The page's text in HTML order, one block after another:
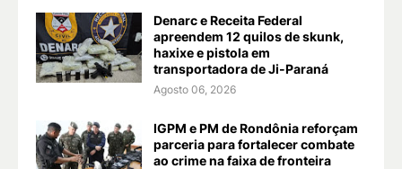
Denarc e Receita Federal
apreendem 12 quilos de skunk,
haxixe e pistola em
transportadora de Ji-Paraná
Agosto 06, 2026
IGPM e PM de Rondônia reforçam
parceria para fortalecer combate
ao crime na faixa de fronteira